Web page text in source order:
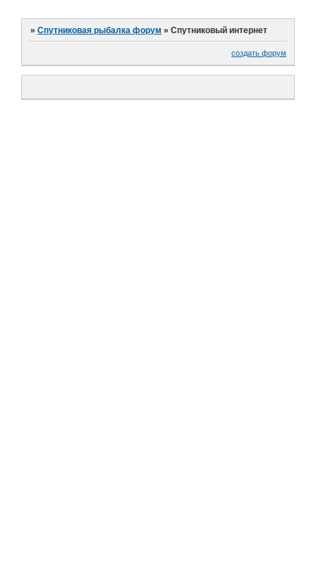
»Спутниковая рыбалка форум »Спутниковый интернет
создать форум